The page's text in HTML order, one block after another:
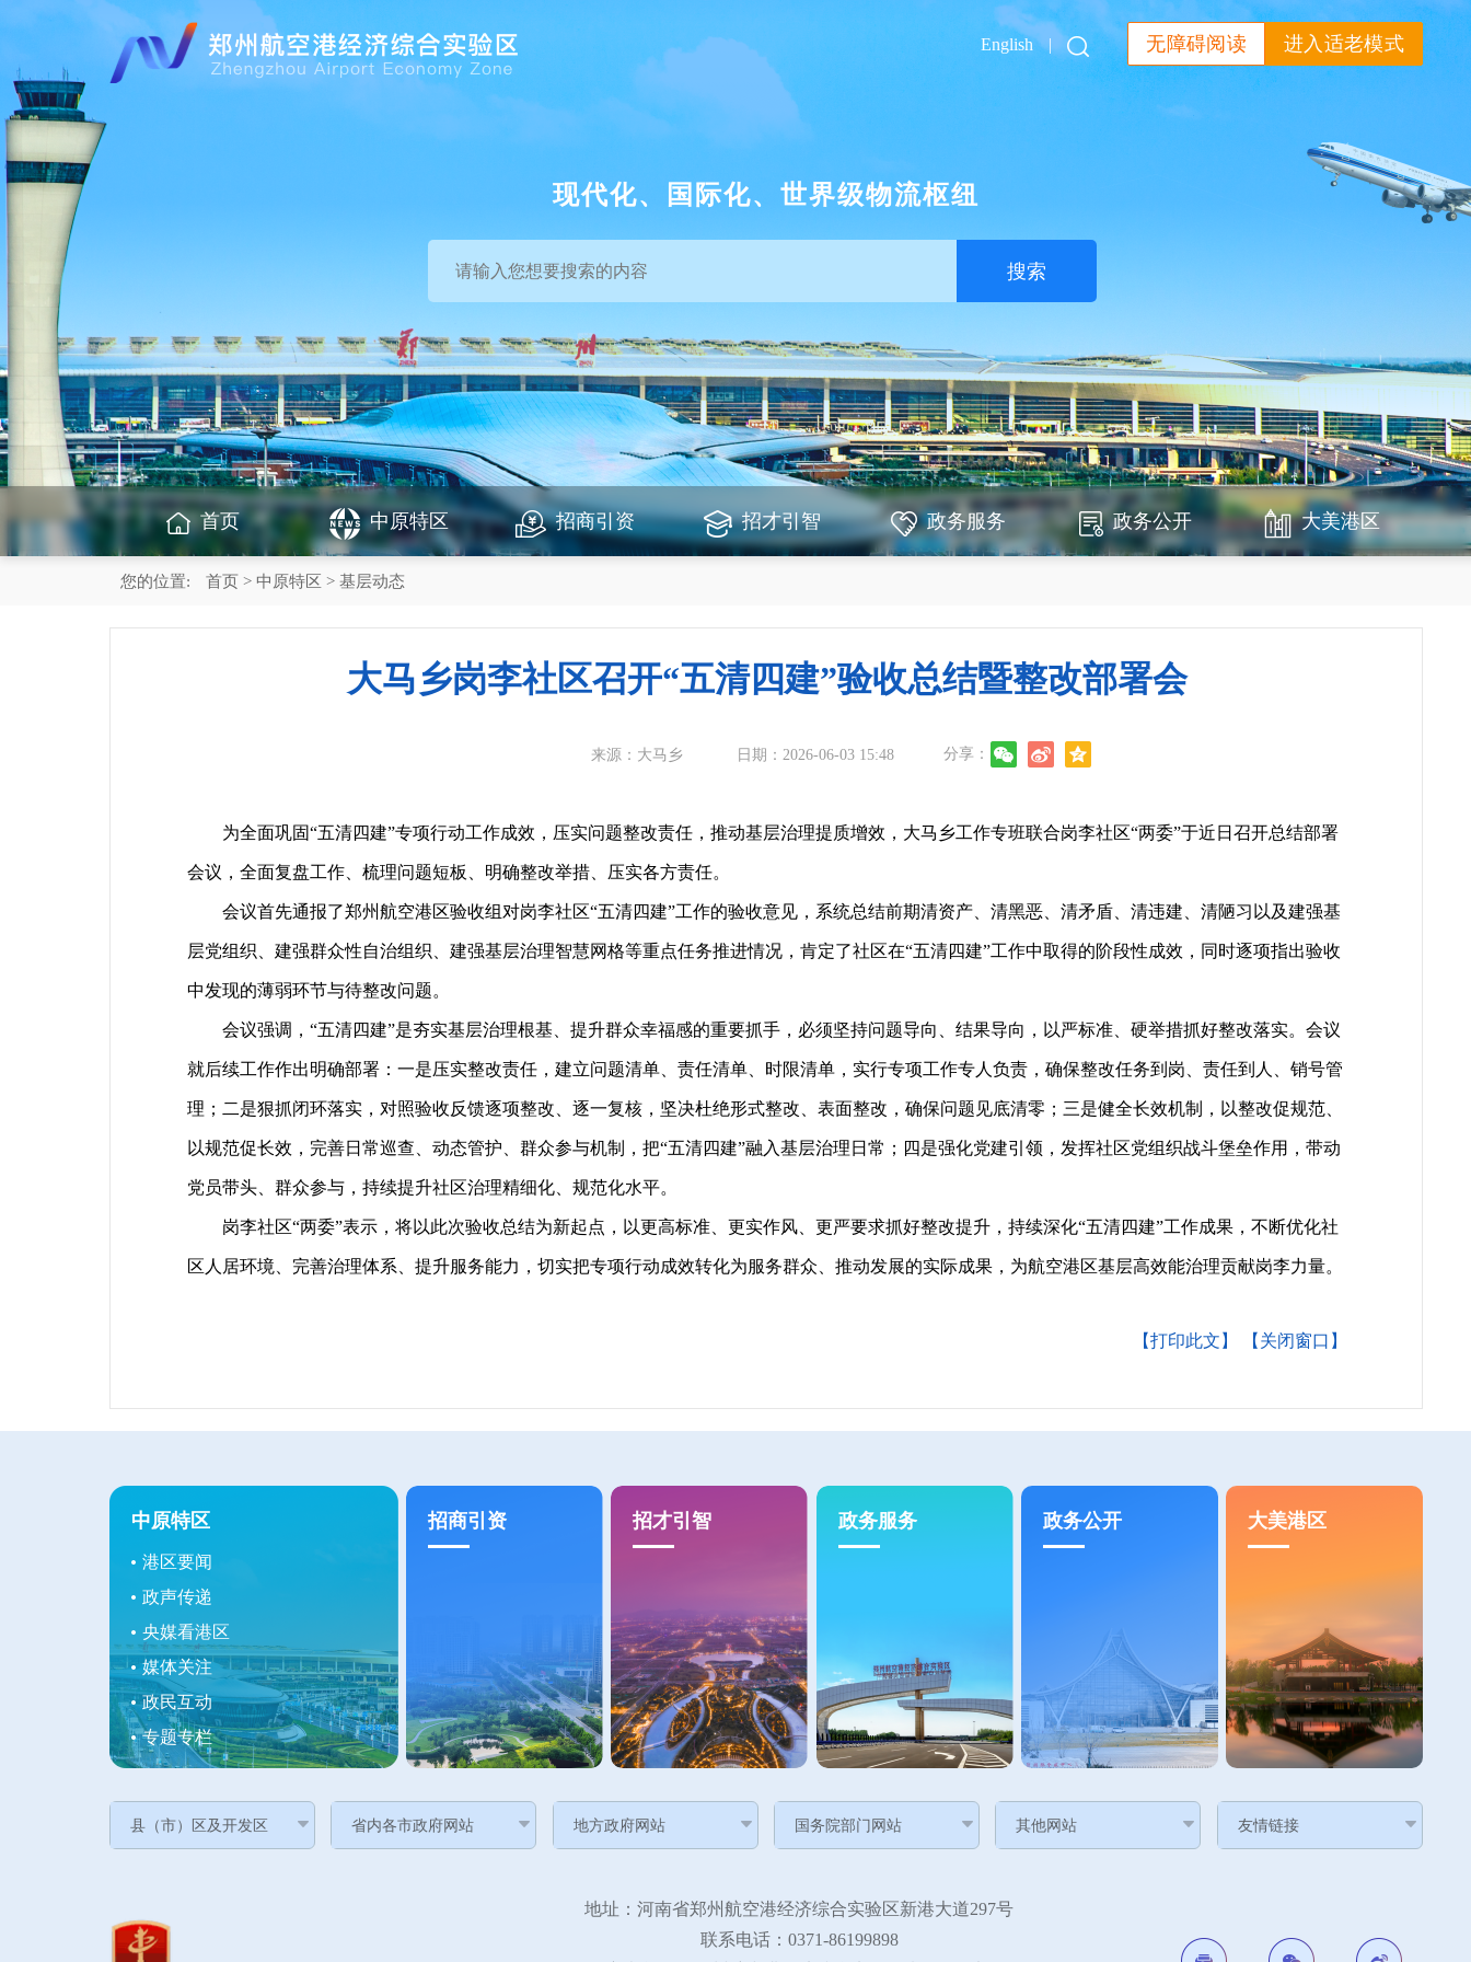
进入适老模式
无障碍阅读
English |
现代化、国际化、世界级物流枢纽
搜索
首页 中原特区 招商引资 招才引智 政务服务 政务公开 大美港区
您的位置: 首页 > 中原特区 > 基层动态
大马乡岗李社区召开“五清四建”验收总结暨整改部署会
来源：大马乡 日期：2026-06-03 15:48 分享：
为全面巩固“五清四建”专项行动工作成效，压实问题整改责任，推动基层治理提质增效，大马乡工作专班联合岗李社区“两委”于近日召开总结部署
会议，全面复盘工作、梳理问题短板、明确整改举措、压实各方责任。
会议首先通报了郑州航空港区验收组对岗李社区“五清四建”工作的验收意见，系统总结前期清资产、清黑恶、清矛盾、清违建、清陋习以及建强基
层党组织、建强群众性自治组织、建强基层治理智慧网格等重点任务推进情况，肯定了社区在“五清四建”工作中取得的阶段性成效，同时逐项指出验收
中发现的薄弱环节与待整改问题。
会议强调，“五清四建”是夯实基层治理根基、提升群众幸福感的重要抓手，必须坚持问题导向、结果导向，以严标准、硬举措抓好整改落实。会议
就后续工作作出明确部署：一是压实整改责任，建立问题清单、责任清单、时限清单，实行专项工作专人负责，确保整改任务到岗、责任到人、销号管
理；二是狠抓闭环落实，对照验收反馈逐项整改、逐一复核，坚决杜绝形式整改、表面整改，确保问题见底清零；三是健全长效机制，以整改促规范、
以规范促长效，完善日常巡查、动态管护、群众参与机制，把“五清四建”融入基层治理日常；四是强化党建引领，发挥社区党组织战斗堡垒作用，带动
党员带头、群众参与，持续提升社区治理精细化、规范化水平。
岗李社区“两委”表示，将以此次验收总结为新起点，以更高标准、更实作风、更严要求抓好整改提升，持续深化“五清四建”工作成果，不断优化社
区人居环境、完善治理体系、提升服务能力，切实把专项行动成效转化为服务群众、推动发展的实际成果，为航空港区基层高效能治理贡献岗李力量。
【打印此文】 【关闭窗口】
中原特区
港区要闻
政声传递
央媒看港区
媒体关注
政民互动
专题专栏
招商引资 招才引智 政务服务 政务公开 大美港区
地址：河南省郑州航空港经济综合实验区新港大道297号
联系电话：0371-86199898